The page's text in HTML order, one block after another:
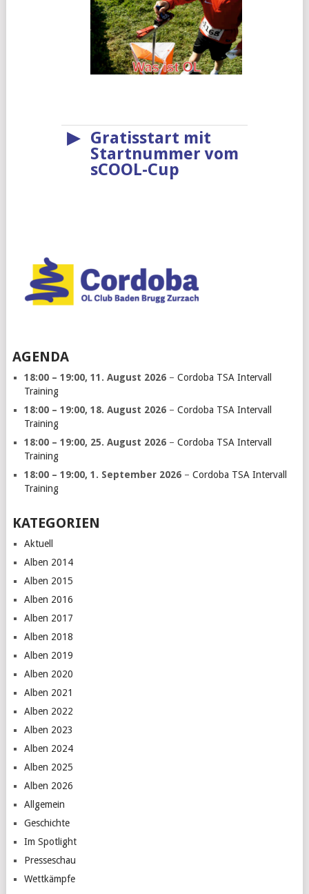
▶
Gratisstart mit
Startnummer vom
sCOOL-Cup
AGENDA
18:00 – 19:00, 11. August 2026– Cordoba TSA Intervall
Training
18:00 – 19:00, 18. August 2026– Cordoba TSA Intervall
Training
18:00 – 19:00, 25. August 2026– Cordoba TSA Intervall
Training
18:00 – 19:00, 1. September 2026– Cordoba TSA Intervall
Training
KATEGORIEN
Aktuell
Alben 2014
Alben 2015
Alben 2016
Alben 2017
Alben 2018
Alben 2019
Alben 2020
Alben 2021
Alben 2022
Alben 2023
Alben 2024
Alben 2025
Alben 2026
Allgemein
Geschichte
Im Spotlight
Presseschau
Wettkämpfe